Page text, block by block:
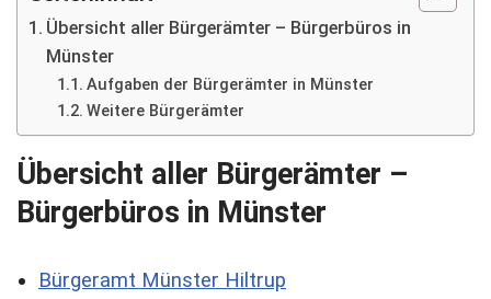
Übersicht aller Bürgerämter – Bürgerbüros in
Münster
Aufgaben der Bürgerämter in Münster
Weitere Bürgerämter
Übersicht aller Bürgerämter –
Bürgerbüros in Münster
Bürgeramt Münster Hiltrup